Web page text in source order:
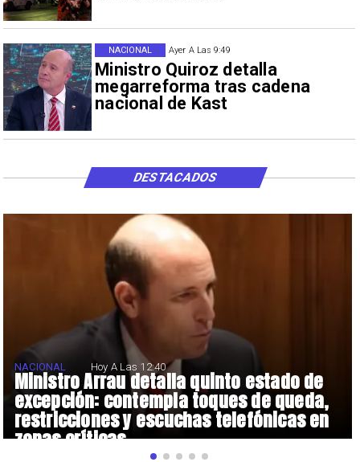
Ayer A Las 9:49
Ministro Quiroz detalla
megarreforma tras cadena
nacional de Kast
NACIONAL
Ministro Arrau detalla quinto estado de
excepción: contempla toques de queda,
restricciones y escuchas telefónicas en
zonas críticas
NACIONAL Hoy A Las 12:40
DESTACADOS